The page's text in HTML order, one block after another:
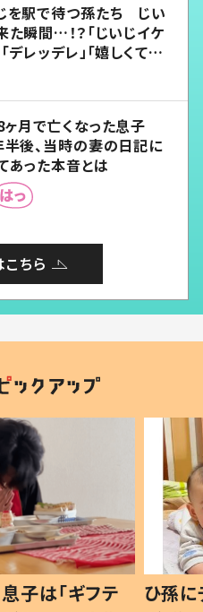
を駅で待つ孫たち じい
た瞬間…！？「じいじイケ
デレッデレ」「嬉しくて可
月で亡くなった息子
後、当時の妻の日記に
あった本音とは
ちら
子は「ギフテ
ひ孫